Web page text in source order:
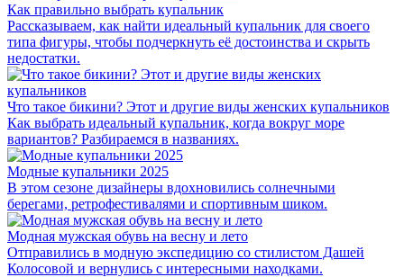
Как правильно выбрать купальник
Рассказываем, как найти идеальный купальник для своего
типа фигуры, чтобы подчеркнуть её достоинства и скрыть
недостатки.
‎Что такое бикини?‎ Этот и другие виды женских купальников
Как выбрать идеальный купальник, когда вокруг море
вариантов? Разбираемся в названиях.
Модные купальники 2025
В этом сезоне дизайнеры вдохновились солнечными
берегами, ретрофестивалями и спортивным шиком.
Модная мужская обувь на весну и лето
Отправились в модную экспедицию со стилистом Дашей
Колосовой и вернулись с интересными находками.